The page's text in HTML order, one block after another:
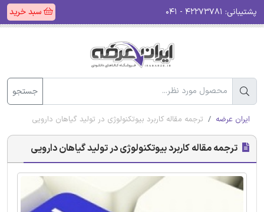
پشتیبانی: سبد خرید
جستجو
ایران عرضه ترجمه مقاله کاربرد بیوتکنولوژی در تولید گیاهان دارویی
ترجمه مقاله کاربرد بیوتکنولوژی در تولید گیاهان دارویی